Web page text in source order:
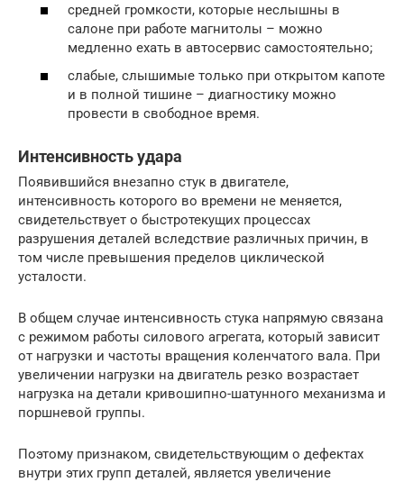
средней громкости, которые неслышны в
салоне при работе магнитолы – можно
медленно ехать в автосервис самостоятельно;
слабые, слышимые только при открытом капоте
и в полной тишине – диагностику можно
провести в свободное время.
Интенсивность удара
Появившийся внезапно стук в двигателе,
интенсивность которого во времени не меняется,
свидетельствует о быстротекущих процессах
разрушения деталей вследствие различных причин, в
том числе превышения пределов циклической
усталости.
В общем случае интенсивность стука напрямую связана
с режимом работы силового агрегата, который зависит
от нагрузки и частоты вращения коленчатого вала. При
увеличении нагрузки на двигатель резко возрастает
нагрузка на детали кривошипно-шатунного механизма и
поршневой группы.
Поэтому признаком, свидетельствующим о дефектах
внутри этих групп деталей, является увеличение